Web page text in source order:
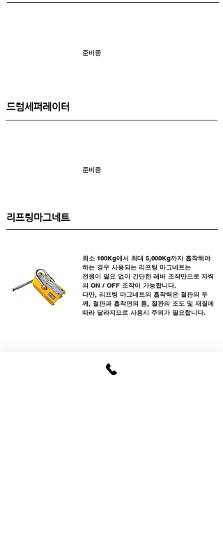
준비중
드럼세퍼레이터
준비중
리프팅마그네트
최소 100Kg에서 최대 5,000Kg까지 흡착해야
하는 경우 사용되는 리프팅 마그네트는
전원이 필요 없이 간단한 레버 조작만으로 자력
의 ON / OFF 조작이 가능합니다.
다만, 리프팅 마그네트의 흡착력은 철판의 두
께, 철판과 흡착면의 틈, 철판의 조도 및 재질에
따라 달라지므로 사용시 주의가 필요합니다.